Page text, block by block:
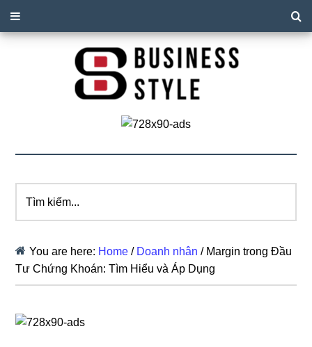
kiếm...
You are here: Home / Doanh nhân /Margin trong Đầu
Tư Chứng Khoán: Tìm Hiểu và Áp Dụng